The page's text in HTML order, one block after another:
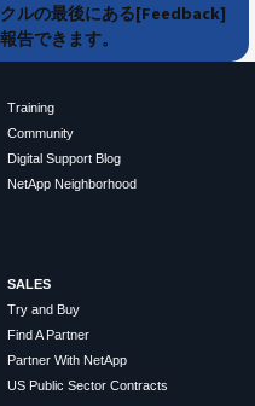
ルの最後にある[Feedback]
告できます。
Training
Community
Digital Support Blog
NetApp Neighborhood
SALES
Try and Buy
Find A Partner
Partner With NetApp
US Public Sector Contracts